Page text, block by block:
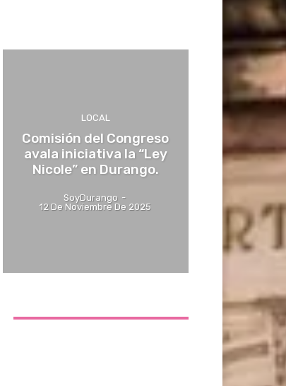
LOCAL
Comisión del Congreso
avala iniciativa la “Ley
Nicole” en Durango.
SoyDurango -
12 De Noviembre De 2025